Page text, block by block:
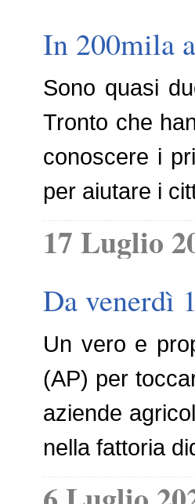
In 200mila
Sono quasi
Tronto che
conoscere i
per aiutare i
17 Luglio
Da venerdì
Un vero e
(AP) per
aziende
nella fattoria